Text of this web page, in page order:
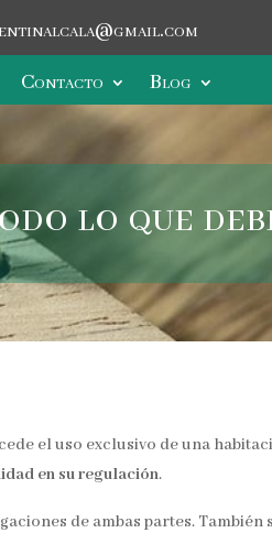
Contacto Blog
lo que
el uso exclusivo de una
en su regulación.
de ambas partes. También